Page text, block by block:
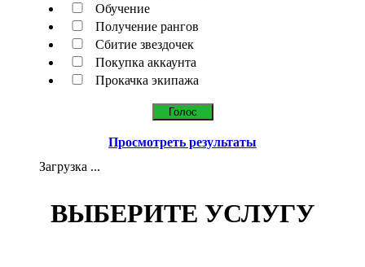
Обучение
Получение рангов
Сбитие звездочек
Покупка аккаунта
Прокачка экипажа
Просмотреть результаты
Загрузка ...
ВЫБЕРИТЕ УСЛУГУ